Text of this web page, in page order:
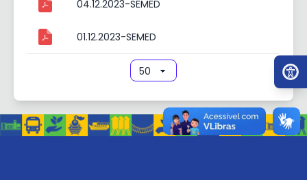
04.12.2023-SEMED
01.12.2023-SEMED
Ir